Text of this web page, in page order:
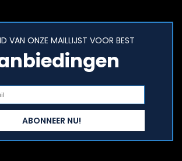
VAN ONZE MAILLIJST VOOR BEST